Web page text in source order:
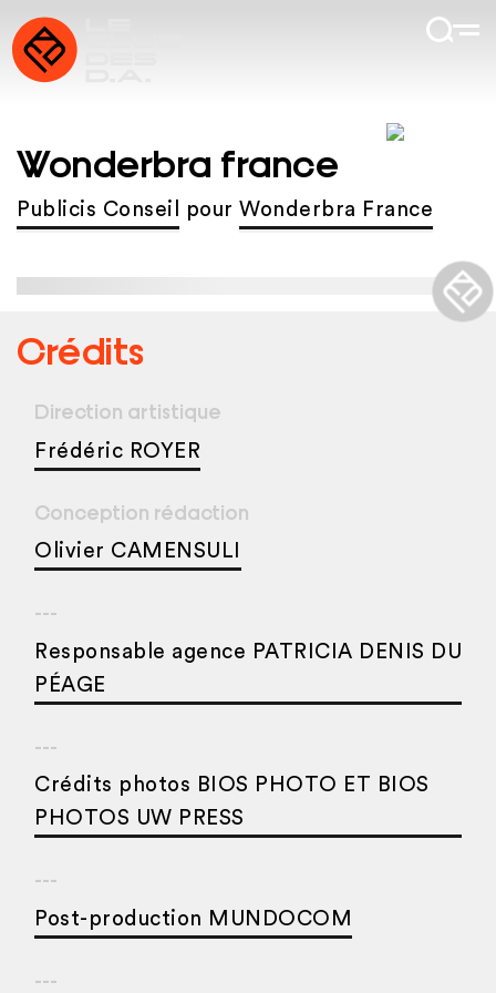
Wonderbra france
Publicis Conseil pour Wonderbra France
Crédits
Direction artistique
Frédéric ROYER
Conception rédaction
Olivier CAMENSULI
---
Responsable agence PATRICIA DENIS DU
PÉAGE
---
Crédits photos BIOS PHOTO ET BIOS
PHOTOS UW PRESS
---
Post-production MUNDOCOM
---